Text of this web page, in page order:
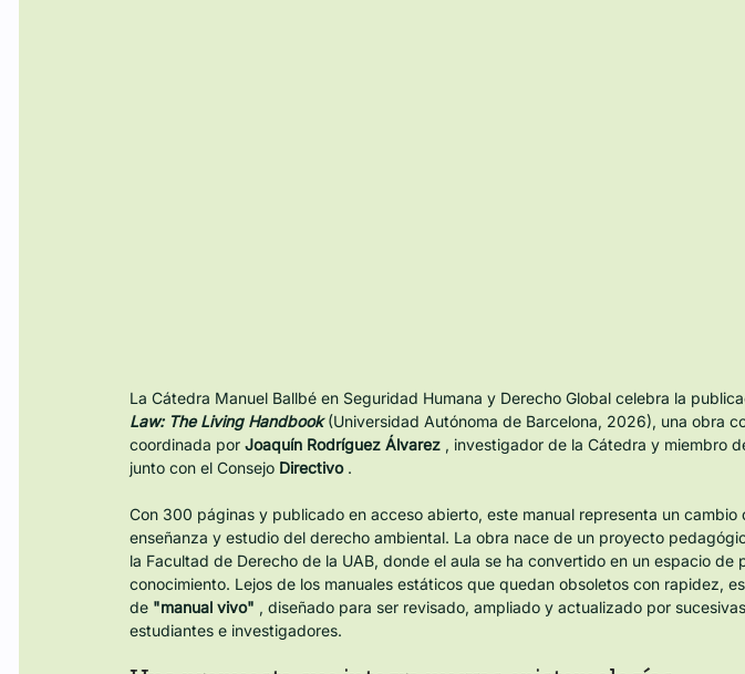
La Cátedra Manuel Ballbé en Seguridad Humana y Derecho Global celebra la
Law: The Living Handbook (Universidad Autónoma de Barcelona, 2026), una obra
coordinada por Joaquín Rodríguez Álvarez , investigador de la Cátedra y miembro
junto con el Consejo Directivo .
Con 300 páginas y publicado en acceso abierto, este manual representa un cambio
enseñanza y estudio del derecho ambiental. La obra nace de un proyecto
la Facultad de Derecho de la UAB, donde el aula se ha convertido en un espacio
conocimiento. Lejos de los manuales estáticos que quedan obsoletos con rapidez,
de "manual vivo" , diseñado para ser revisado, ampliado y actualizado por
estudiantes e investigadores.